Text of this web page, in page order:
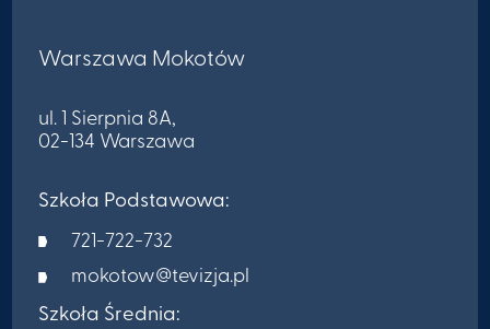
Warszawa Mokotów
ul. 1 Sierpnia 8A,
02-134 Warszawa
Szkoła Podstawowa:
721-722-732
mokotow@tevizja.pl
Szkoła Średnia: